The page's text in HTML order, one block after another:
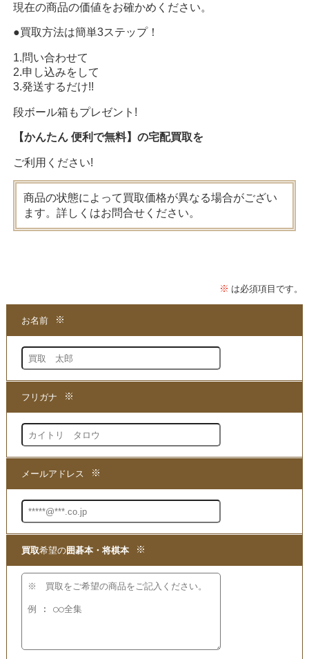
現在の商品の価値をお確かめください。
●買取方法は簡単3ステップ！
1.問い合わせて
2.申し込みをして
3.発送するだけ!!
段ボール箱もプレゼント!
【かんたん 便利で無料】の宅配買取を
ご利用ください!
商品の状態によって買取価格が異なる場合がござい
ます。詳しくはお問合せください。